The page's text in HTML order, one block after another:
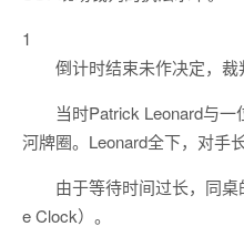
1
倒计时结束未作决定，裁
当时Patrick Leonard与
河牌圈。Leonard全下，对手
由于等待时间过长，同
e Clock）。